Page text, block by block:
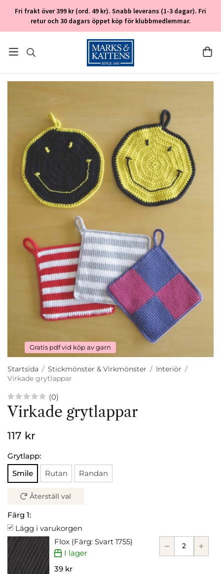
Fri frakt över 399 kr (ord. 49 kr). Snabb leverans (1-3 dagar). Fri
retur och 30 dagars öppet köp för klubbmedlemmar.
Gratis pdf vid köp av garn
Startsida / Stickmönster & Virkmönster / Interiör /
Virkade grytlappar
(0)
Virkade grytlappar
117 kr
Grytlapp:
Smile
Rutan Randan
Återställ val
Färg 1:
Lägg i varukorgen
Flox (Färg: Svart 1755)
I lager
39 kr